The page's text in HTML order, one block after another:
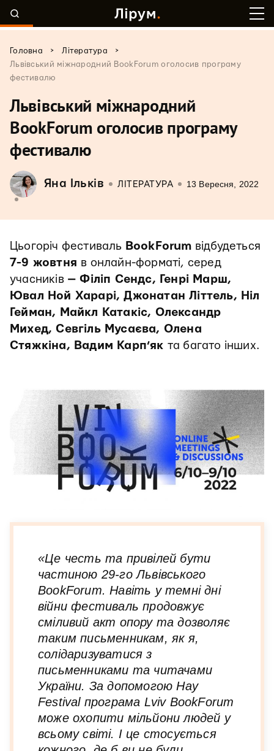
Головна > Література
>
Львівський міжнародний BookForum оголосив програму
фестивалю
Львівський міжнародний
BookForum оголосив програму
фестивалю
Яна Ільків ЛІТЕРАТУРА 13 Вересня, 2022
Цьогоріч фестиваль BookForum відбудеться
7-9 жовтня в онлайн-форматі, серед
учасників— Філіп Сендс, Генрі Марш,
Ювал Ной Харарі, Джонатан Літтель, Ніл
Гейман, Майкл Катакіс, Олександр
Михед, Севгіль Мусаєва, Олена
Стяжкіна, Вадим Карп’як та багато інших.
«Це честь та привілей бути
частиною 29-го Львівського
BookForum. Навіть у темні дні
війни фестиваль продовжує
сміливий акт опору та дозволяє
таким письменникам, як я,
солідаризуватися з
письменниками та читачами
України. За допомогою Hay
Festival програма Lviv BookForum
може охопити мільйони людей у ​​
всьому світі. І це стосується